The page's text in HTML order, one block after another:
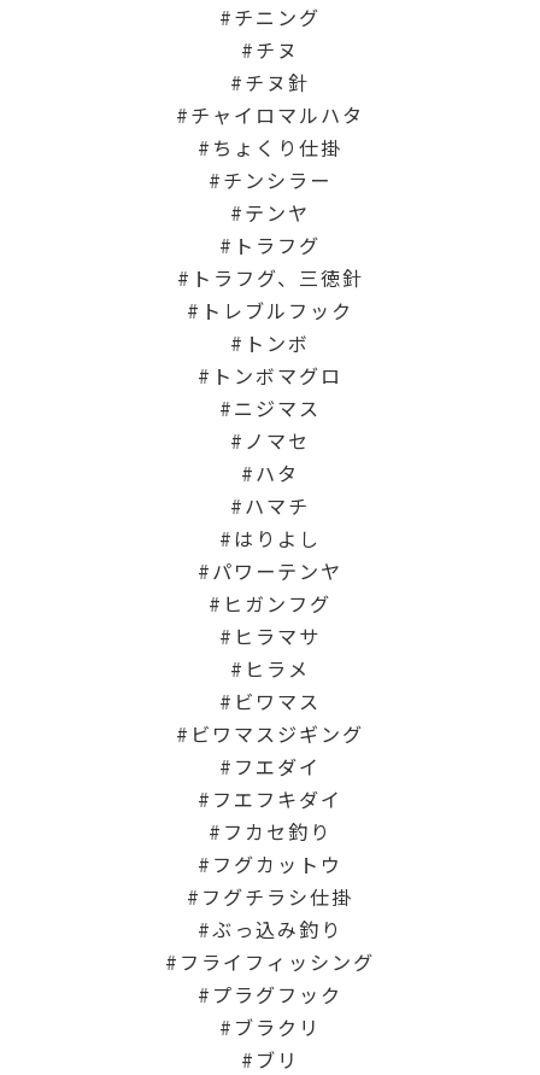
チニング
チヌ
チヌ針
チャイロマルハタ
ちょくり仕掛
チンシラー
テンヤ
トラフグ
トラフグ、三徳針
トレブルフック
トンボ
トンボマグロ
ニジマス
ノマセ
ハタ
ハマチ
はりよし
パワーテンヤ
ヒガンフグ
ヒラマサ
ヒラメ
ビワマス
ビワマスジギング
フエダイ
フエフキダイ
フカセ釣り
フグカットウ
フグチラシ仕掛
ぶっ込み釣り
フライフィッシング
プラグフック
ブラクリ
ブリ